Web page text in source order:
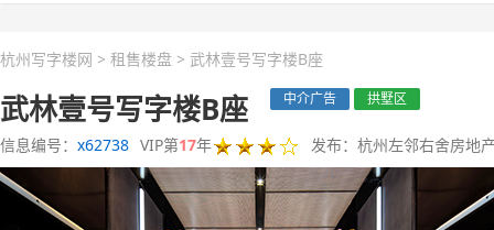
杭州写字楼网 > 租售楼盘 > 武林壹号写字楼B座
武林壹号写字楼B座 中介广告 拱墅区
信息编号： x62738 VIP第17年 发布：杭州左邻右舍房地